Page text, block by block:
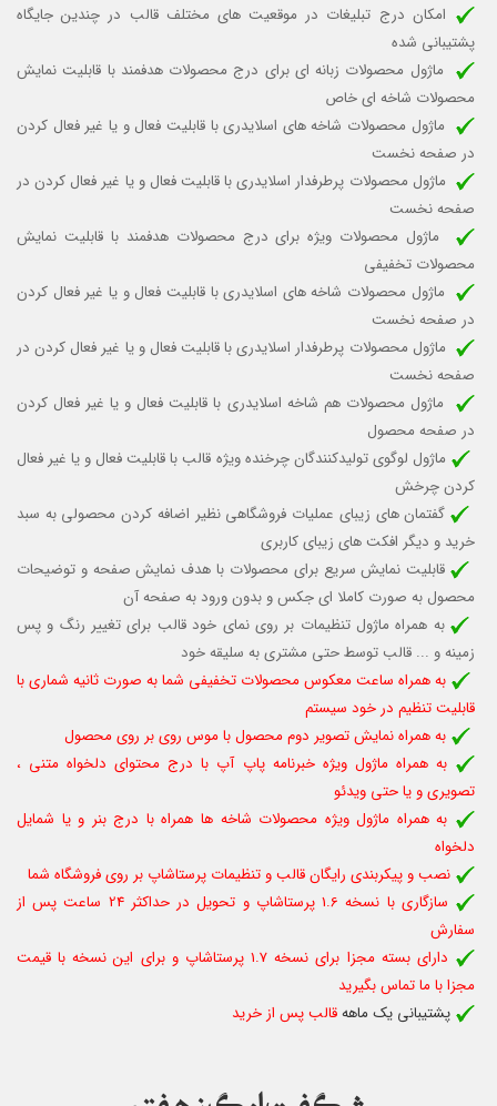
امکان درج تبلیغات در موقعیت های مختلف قالب در چندین جایگاه
پشتیبانی شده
ماژول محصولات زبانه ای برای درج محصولات هدفمند با قابلیت نمایش
محصولات شاخه ای خاص
ماژول محصولات شاخه های اسلایدری با قابلیت فعال و یا غیر فعال کردن
در صفحه نخست
ماژول محصولات پرطرفدار اسلایدری با قابلیتفعال و یا غیر فعال کردندر
صفحه نخست
ماژول محصولات ویژه برای درج محصولات هدفمند با قابلیت نمایش
محصولات تخفیفی
ماژول محصولات شاخه های اسلایدری با قابلیت فعال و یا غیر فعال کردن
در صفحه نخست
ماژول محصولات پرطرفدار اسلایدری با قابلیتفعال و یا غیر فعال کردندر
صفحه نخست
ماژول محصولات هم شاخه اسلایدری با قابلیت فعال و یا غیر فعال کردن
در صفحه محصول
ماژول لوگوی تولیدکنندگان چرخنده ویژه قالب با قابلیت فعال و یا غیر فعال
کردن چرخش
گفتمان های زیبای عملیات فروشگاهی نظیر اضافه کردن محصولی به سبد
خرید و دیگر افکت های زیبای کاربری
قابلیت نمایش سریع برای محصولات با هدف نمایش صفحه و توضیحات
محصول به صورت کاملا ای جکس و بدون ورود به صفحه آن
به همراه ماژول تنظیمات بر روی نمای خود قالب برای تغییر رنگ و پس
زمینه و ... قالب توسط حتی مشتری به سلیقه خود
به همراه ساعت معکوس محصولات تخفیفی شما به صورت ثانیه شماری با
قابلیت تنظیم در خود سیستم
به همراه نمایش تصویر دوم محصول با موس روی بر روی محصول
به همراه ماژول ویژه خبرنامه پاپ آپ با درج محتوای دلخواه متنی ،
تصویری و یا حتی ویدئو
به همراه ماژول ویژه محصولات شاخه ها همراه با درج بنر و یا شمایل
دلخواه
نصب و پیکربندی رایگان قالب و تنظیمات پرستاشاپ بر روی فروشگاه شما
سازگاری با نسخه 1.6 پرستاشاپ و تحویل در حداکثر 24 ساعت پس از
سفارش
دارای بسته مجزا برای نسخه 1.7 پرستاشاپ و برای این نسخه با قیمت
مجزا با ما تماس بگیرید
پشتیبانی یک ماههقالب پس از خرید